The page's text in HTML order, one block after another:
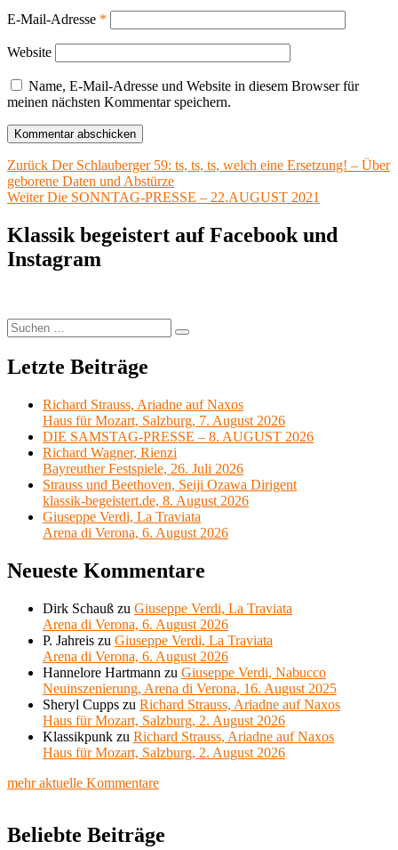
E-Mail-Adresse *
Website
Name, E-Mail-Adresse und Website in diesem Browser für
meinen nächsten Kommentar speichern.
Beitragsnavigation
Zurück Vorheriger
Beitrag:
Der Schlauberger 59: ts, ts, ts, welch eine Ersetzung! – Über
geborene Daten und Abstürze
Weiter Nächster
Die SONNTAG-PRESSE – 22.AUGUST 2021
Klassik begeistert auf Facebook und
Instagram
Suchen
nach:
Suchen
Letzte Beiträge
Richard Strauss, Ariadne auf Naxos
Haus für Mozart, Salzburg, 7. August 2026
DIE SAMSTAG-PRESSE – 8. AUGUST 2026
Richard Wagner, Rienzi
Bayreuther Festspiele, 26. Juli 2026
Strauss und Beethoven, Seiji Ozawa Dirigent
klassik-begeistert.de, 8. August 2026
Giuseppe Verdi, La Traviata
Arena di Verona, 6. August 2026
Neueste Kommentare
Dirk Schauß zu Giuseppe Verdi, La Traviata
Arena di Verona, 6. August 2026
P. Jahreis zu Giuseppe Verdi, La Traviata
Arena di Verona, 6. August 2026
Hannelore Hartmann zu Giuseppe Verdi, Nabucco
Neuinszenierung, Arena di Verona, 16. August 2025
Sheryl Cupps zu Richard Strauss, Ariadne auf Naxos
Haus für Mozart, Salzburg, 2. August 2026
Klassikpunk zu Richard Strauss, Ariadne auf Naxos
Haus für Mozart, Salzburg, 2. August 2026
mehr aktuelle Kommentare
Beliebte Beiträge